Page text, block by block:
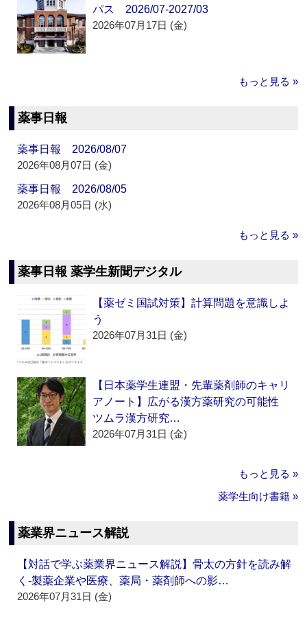
パス 2026/07-2027/03
2026年07月17日 (金)
もっと見る »
薬事日報
薬事日報 2026/08/07
2026年08月07日 (金)
薬事日報 2026/08/05
2026年08月05日 (水)
もっと見る »
薬事日報 薬学生新聞デジタル
【薬ゼミ国試対策】計算問題を意識しよ
う
2026年07月31日 (金)
【日本薬学生連盟・先輩薬剤師のキャリ
アノート】広がる漢方薬研究の可能性
ツムラ漢方研究…
2026年07月31日 (金)
もっと見る »
薬学生向け書籍 »
薬業界ニュース解説
【対話で学ぶ薬業界ニュース解説】骨太の方針を読み解
く‐製薬企業や医療、薬局・薬剤師への影…
2026年07月31日 (金)